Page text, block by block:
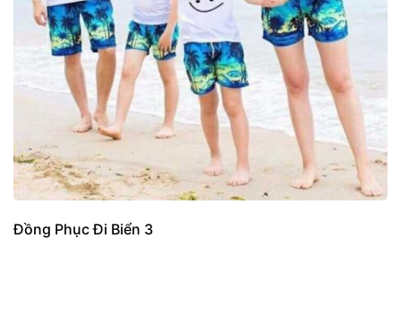
Đồng Phục Đi Biển 3